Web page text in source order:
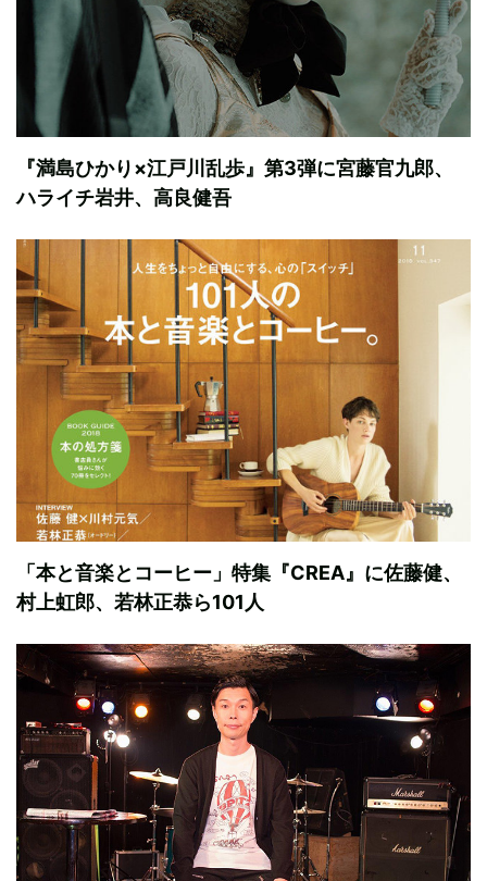
『満島ひかり×江戸川乱歩』第3弾に宮藤官九郎、
ハライチ岩井、高良健吾
「本と音楽とコーヒー」特集『CREA』に佐藤健、
村上虹郎、若林正恭ら101人